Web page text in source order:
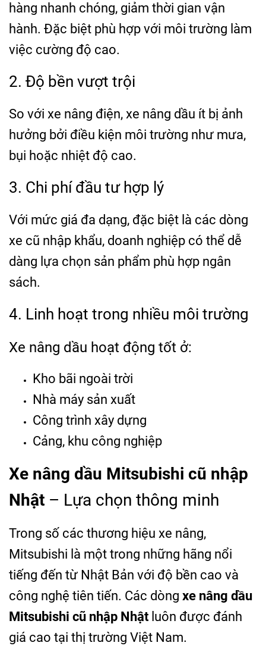
hàng nhanh chóng, giảm thời gian vận
hành. Đặc biệt phù hợp với môi trường làm
việc cường độ cao.
2. Độ bền vượt trội
So với xe nâng điện, xe nâng dầu ít bị ảnh
hưởng bởi điều kiện môi trường như mưa,
bụi hoặc nhiệt độ cao.
3. Chi phí đầu tư hợp lý
Với mức giá đa dạng, đặc biệt là các dòng
xe cũ nhập khẩu, doanh nghiệp có thể dễ
dàng lựa chọn sản phẩm phù hợp ngân
sách.
4. Linh hoạt trong nhiều môi trường
Xe nâng dầu hoạt động tốt ở:
Kho bãi ngoài trời
Nhà máy sản xuất
Công trình xây dựng
Cảng, khu công nghiệp
Xe nâng dầu Mitsubishi cũ nhập
Nhật – Lựa chọn thông minh
Trong số các thương hiệu xe nâng,
Mitsubishi là một trong những hãng nổi
tiếng đến từ Nhật Bản với độ bền cao và
công nghệ tiên tiến. Các dòng xe nâng dầu
Mitsubishi cũ nhập Nhật luôn được đánh
giá cao tại thị trường Việt Nam.